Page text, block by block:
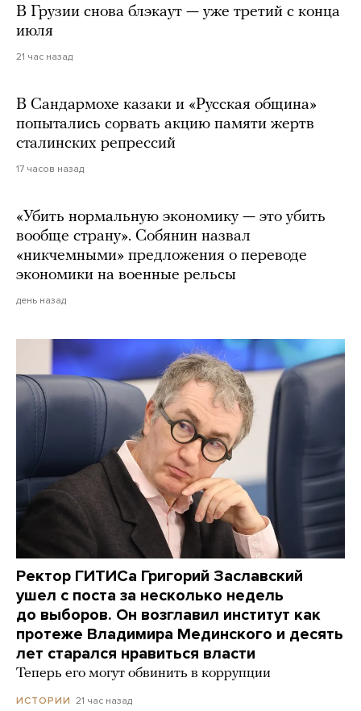
В Грузии снова блэкаут — уже третий с конца
июля
21 час назад
В Сандармохе казаки и «Русская община»
попытались сорвать акцию памяти жертв
сталинских репрессий
17 часов назад
«Убить нормальную экономику — это убить
вообще страну». Собянин назвал
«никчемными» предложения о переводе
экономики на военные рельсы
день назад
Ректор ГИТИСа Григорий Заславский
ушел с поста за несколько недель
до выборов. Он возглавил институт как
протеже Владимира Мединского и десять
лет старался нравиться власти
Теперь его могут обвинить в коррупции
ИСТОРИИ 21 час назад